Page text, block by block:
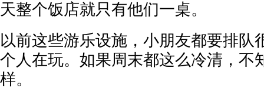
天整个饭店就只有他们一桌。
以前这些游乐设施，小朋友都要排队
个人在玩。如果周末都这么冷清，不
样。